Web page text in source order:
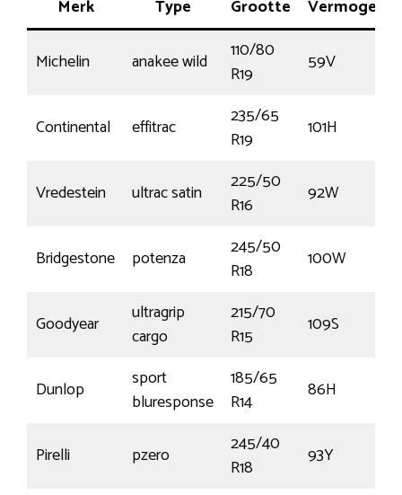
Merk Type Grootte Vermogen
Michelin anakee wild
110/80
R19
59V
Continental effitrac
235/65
R19
101H
Vredestein ultrac satin
225/50
R16
92W
Bridgestone potenza
245/50
R18
100W
Goodyear
ultragrip
cargo
215/70
R15
109S
Dunlop
sport
bluresponse
185/65
R14
86H
Pirelli pzero
245/40
R18
93Y